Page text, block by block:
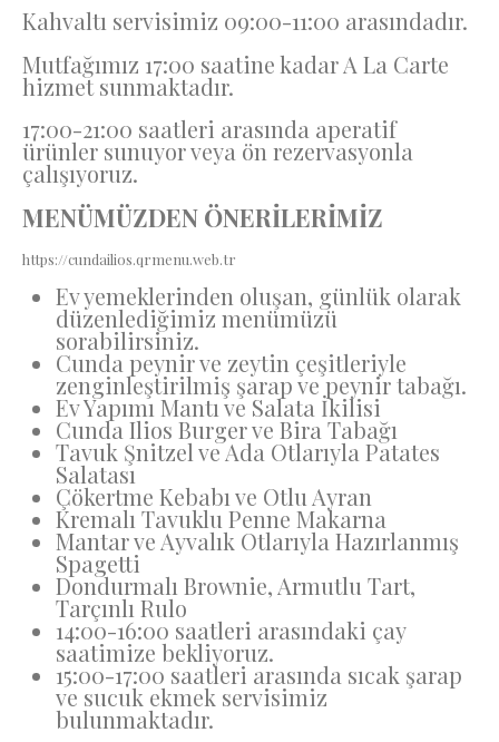
Kahvaltı servisimiz 09:00-11:00 arasındadır.
Mutfağımız 17:00 saatine kadar A La Carte
hizmet sunmaktadır.
17:00-21:00 saatleri arasında aperatif
ürünler sunuyor veya ön rezervasyonla
çalışıyoruz.
MENÜMÜZDEN ÖNERİLERİMİZ
https://cundailios.qrmenu.web.tr
Ev yemeklerinden oluşan, günlük olarak
düzenlediğimiz menümüzü
sorabilirsiniz.
Cunda peynir ve zeytin çeşitleriyle
zenginleştirilmiş şarap ve peynir tabağı.
Ev Yapımı Mantı ve Salata İkilisi
Cunda Ilios Burger ve Bira Tabağı
Tavuk Şnitzel ve Ada Otlarıyla Patates
Salatası
Çökertme Kebabı ve Otlu Ayran
Kremalı Tavuklu Penne Makarna
Mantar ve Ayvalık Otlarıyla Hazırlanmış
Spagetti
Dondurmalı Brownie, Armutlu Tart,
Tarçınlı Rulo
14:00-16:00 saatleri arasındaki çay
saatimize bekliyoruz.
15:00-17:00 saatleri arasında sıcak şarap
ve sucuk ekmek servisimiz
bulunmaktadır.